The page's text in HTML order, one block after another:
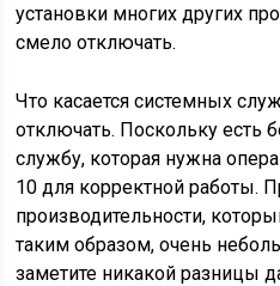
установки многих других
смело отключать.
Что касается системных
отключать. Поскольку есть
службу, которая нужна
10 для корректной работы.
производительности,
таким образом, очень
заметите никакой разницы